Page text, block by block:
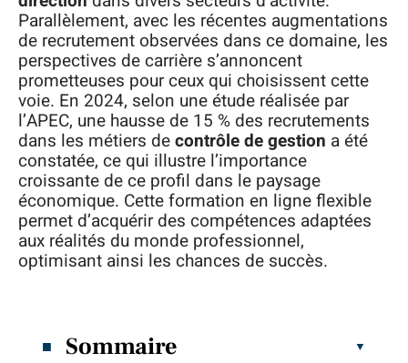
Parallèlement, avec les récentes augmentations
de recrutement observées dans ce domaine, les
perspectives de carrière s’annoncent
prometteuses pour ceux qui choisissent cette
voie. En 2024, selon une étude réalisée par
l’APEC, une hausse de 15 % des recrutements
dans les métiers decontrôle de gestion a été
constatée, ce qui illustre l’importance
croissante de ce profil dans le paysage
économique. Cette formation en ligne flexible
permet d’acquérir des compétences adaptées
aux réalités du monde professionnel,
optimisant ainsi les chances de succès.
Sommaire